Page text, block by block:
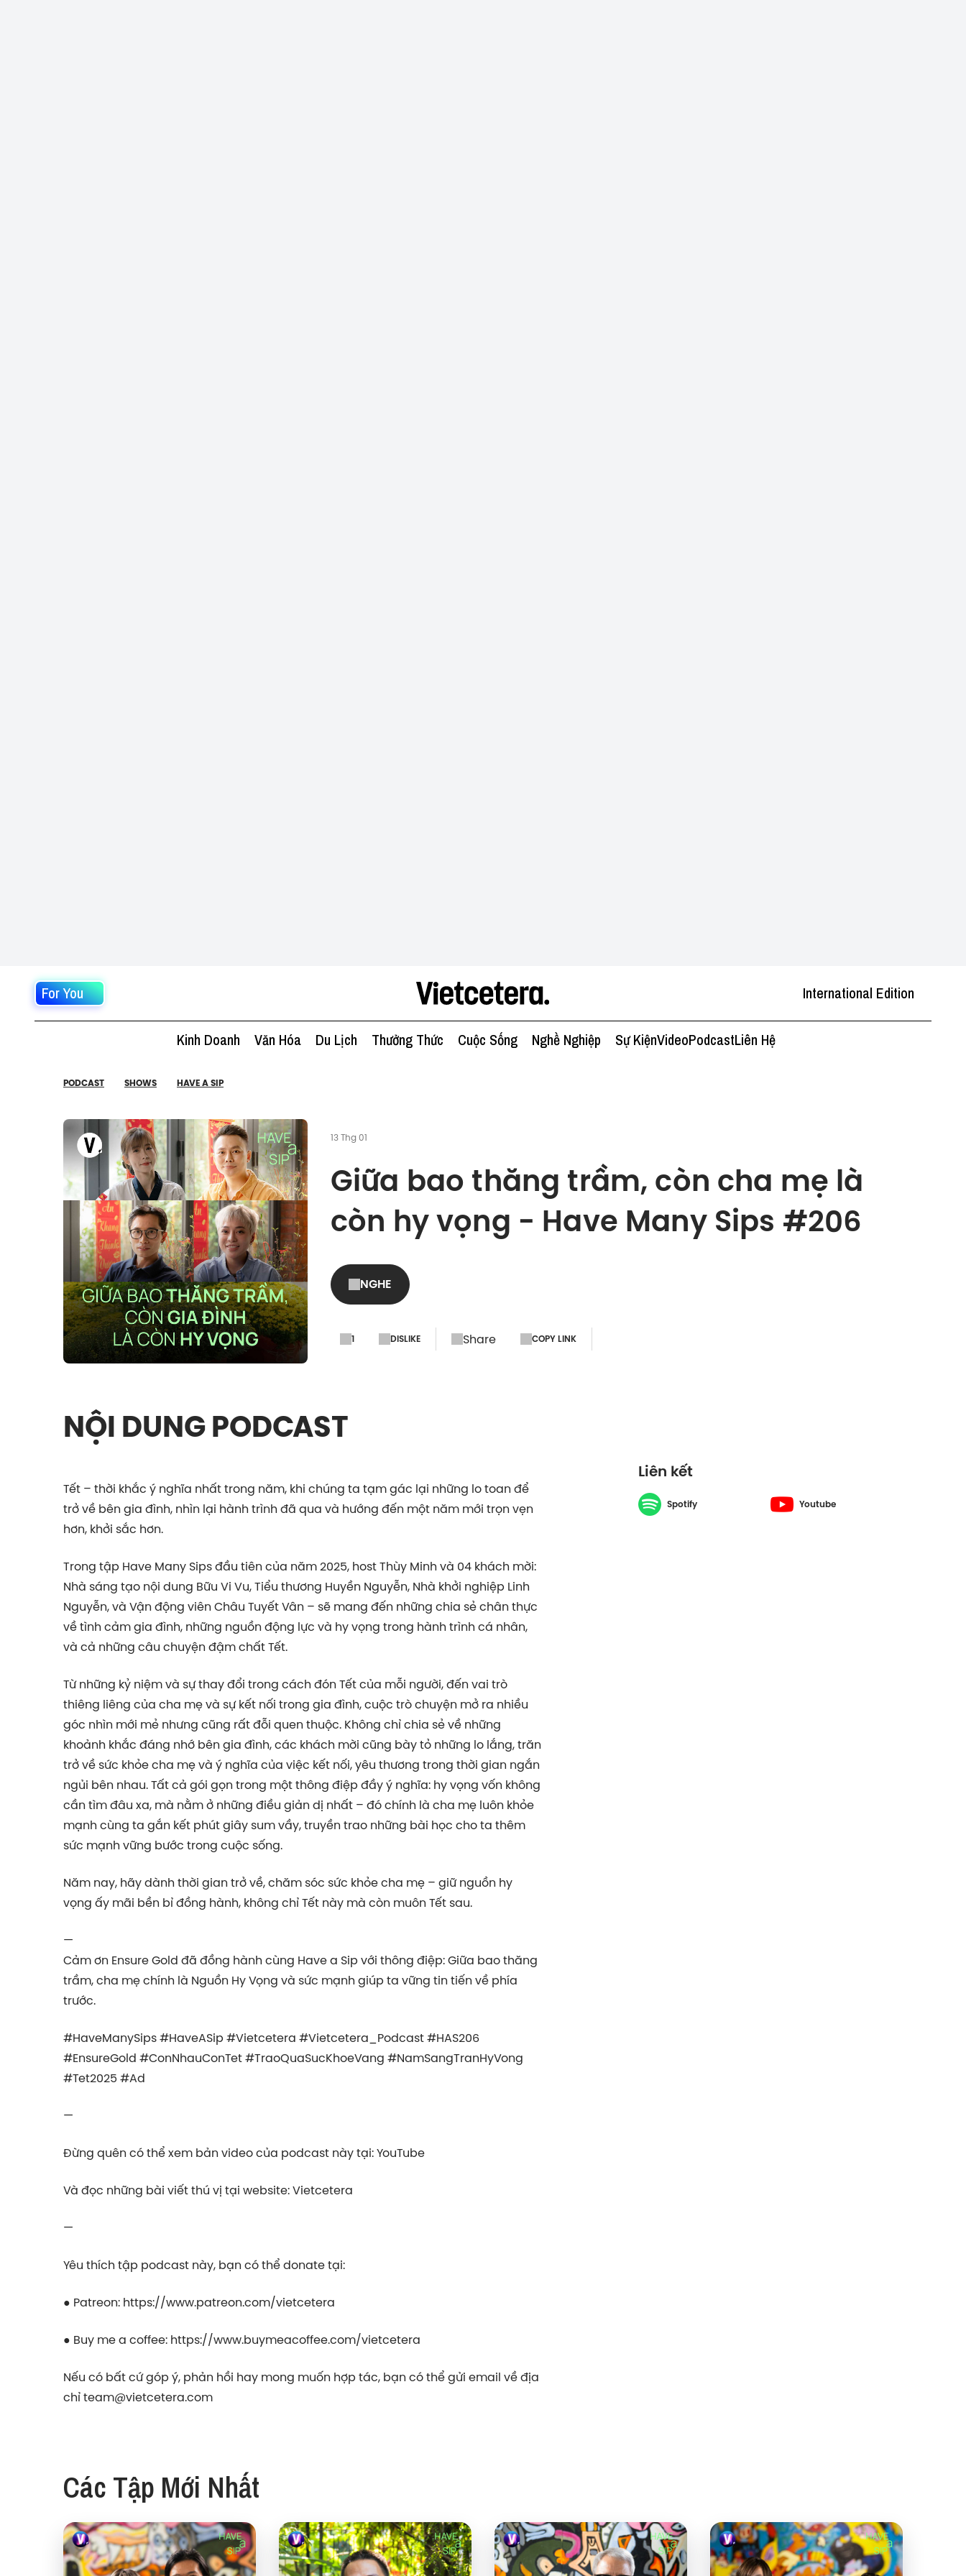
For You International Edition
Kinh Doanh Văn Hóa Du Lịch Thưởng Thức Cuộc Sống Nghề Nghiệp Sự KiệnVideoPodcastLiên Hệ
PODCAST SHOWS HAVE A SIP
13 Thg 01
Giữa bao thăng trầm, còn cha mẹ là
còn hy vọng - Have Many Sips #206
NGHE
1 DISLIKE Share COPY LINK
NỘI DUNG PODCAST
Tết – thời khắc ý nghĩa nhất trong năm, khi chúng ta tạm gác lại những lo toan để
trở về bên gia đình, nhìn lại hành trình đã qua và hướng đến một năm mới trọn vẹn
hơn, khởi sắc hơn.
Trong tập Have Many Sips đầu tiên của năm 2025, host Thùy Minh và 04 khách mời:
Nhà sáng tạo nội dung Bữu Vi Vu, Tiểu thương Huyền Nguyễn, Nhà khởi nghiệp Linh
Nguyễn, và Vận động viên Châu Tuyết Vân – sẽ mang đến những chia sẻ chân thực
về tình cảm gia đình, những nguồn động lực và hy vọng trong hành trình cá nhân,
và cả những câu chuyện đậm chất Tết.
Từ những kỷ niệm và sự thay đổi trong cách đón Tết của mỗi người, đến vai trò
thiêng liêng của cha mẹ và sự kết nối trong gia đình, cuộc trò chuyện mở ra nhiều
góc nhìn mới mẻ nhưng cũng rất đỗi quen thuộc. Không chỉ chia sẻ về những
khoảnh khắc đáng nhớ bên gia đình, các khách mời cũng bày tỏ những lo lắng, trăn
trở về sức khỏe cha mẹ và ý nghĩa của việc kết nối, yêu thương trong thời gian ngắn
ngủi bên nhau. Tất cả gói gọn trong một thông điệp đầy ý nghĩa: hy vọng vốn không
cần tìm đâu xa, mà nằm ở những điều giản dị nhất – đó chính là cha mẹ luôn khỏe
mạnh cùng ta gắn kết phút giây sum vầy, truyền trao những bài học cho ta thêm
sức mạnh vững bước trong cuộc sống.
Năm nay, hãy dành thời gian trở về, chăm sóc sức khỏe cha mẹ – giữ nguồn hy
vọng ấy mãi bền bỉ đồng hành, không chỉ Tết này mà còn muôn Tết sau.
—
Cảm ơn Ensure Gold đã đồng hành cùng Have a Sip với thông điệp: Giữa bao thăng
trầm, cha mẹ chính là Nguồn Hy Vọng và sức mạnh giúp ta vững tin tiến về phía
trước.
#HaveManySips #HaveASip #Vietcetera #Vietcetera_Podcast #HAS206
#EnsureGold #ConNhauConTet #TraoQuaSucKhoeVang #NamSangTranHyVong
#Tet2025 #Ad
—
Đừng quên có thể xem bản video của podcast này tại: YouTube
Và đọc những bài viết thú vị tại website: Vietcetera
—
Yêu thích tập podcast này, bạn có thể donate tại:
● Patreon: https://www.patreon.com/vietcetera
● Buy me a coffee: https://www.buymeacoffee.com/vietcetera
Nếu có bất cứ góp ý, phản hồi hay mong muốn hợp tác, bạn có thể gửi email về địa
chỉteam@vietcetera.com
Liên kết
Spotify Youtube
Các Tập Mới Nhất